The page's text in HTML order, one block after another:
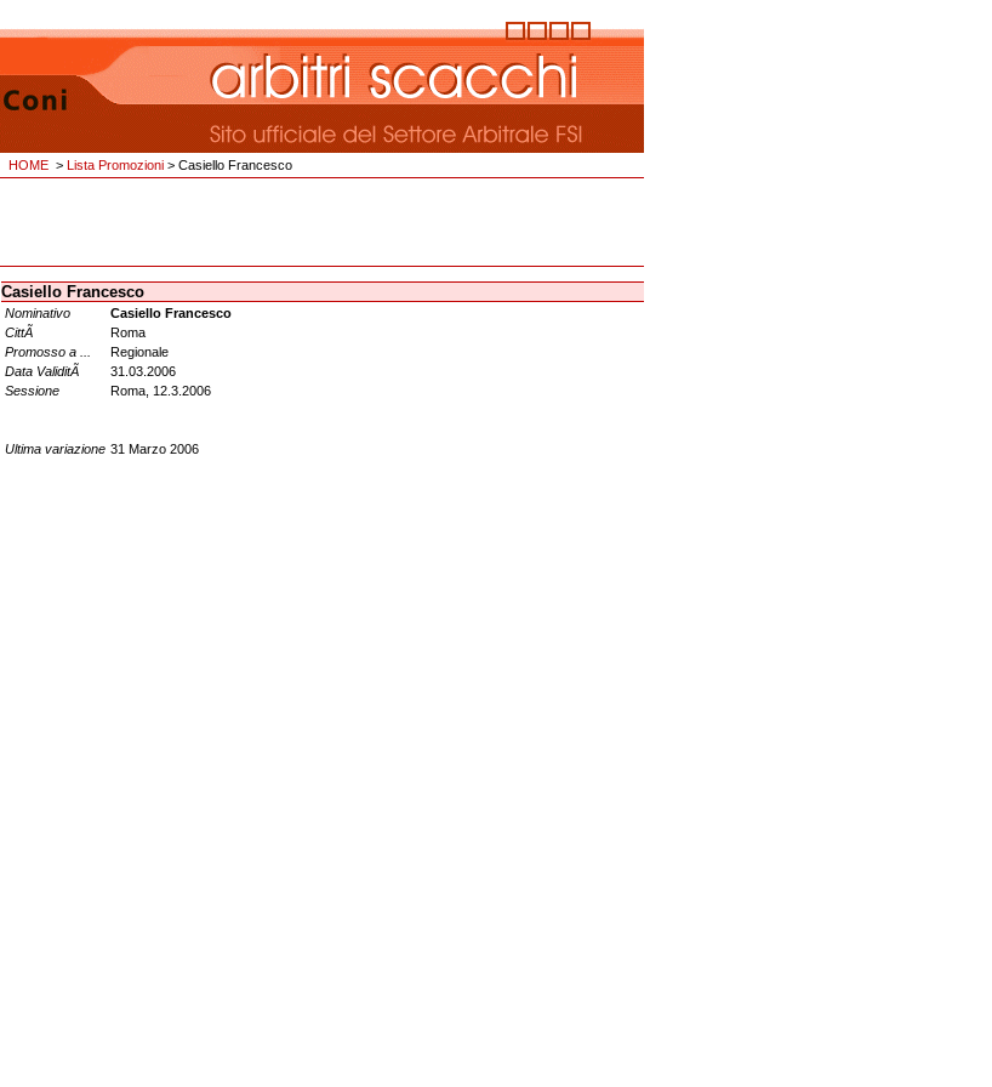
HOME > Lista Promozioni > Casiello Francesco
Casiello Francesco
Nominativo
Casiello Francesco
CittÃ
Roma
Promosso a ...
Regionale
Data ValiditÃ
31.03.2006
Sessione
Roma, 12.3.2006
Ultima variazione 31 Marzo 2006